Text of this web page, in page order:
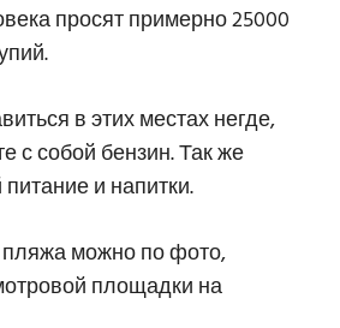
просят примерно 25000
в этих местах негде,
с собой бензин. Так же
и напитки.
пляжа можно по фото,
площадки на